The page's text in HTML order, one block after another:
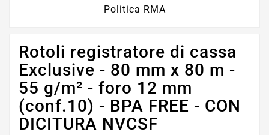
Politica RMA
Rotoli registratore di cassa
Exclusive - 80 mm x 80 m -
55 g/m² - foro 12 mm
(conf.10) - BPA FREE - CON
DICITURA NVCSF